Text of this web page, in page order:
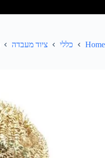
Home כללי ציוד מעבדה